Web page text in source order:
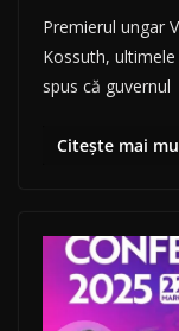
Premierul ungar
Kossuth,
spus că guvernul
Citește mai